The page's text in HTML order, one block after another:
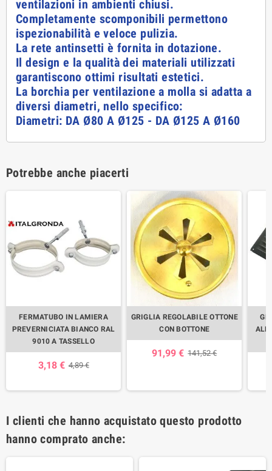
ventilazioni in ambienti chiusi.
Completamente scomponibili permettono
ispezionabilità e veloce pulizia.
La rete antinsetti è fornita in dotazione.
Il design e la qualità dei materiali utilizzati
garantiscono ottimi risultati estetici.
La borchia per ventilazione a molla si adatta a
diversi diametri, nello specifico:
Diametri: DA Ø80 A Ø125 - DA Ø125 A Ø160
Potrebbe anche piacerti
FERMATUBO IN LAMIERA
PREVERNICIATA BIANCO RAL
9010 A TASSELLO
3,18 € 4,89 €
GRIGLIA REGOLABILE OTTONE
CON BOTTONE
91,99 € 141,52 €
I clienti che hanno acquistato questo prodotto
hanno comprato anche: